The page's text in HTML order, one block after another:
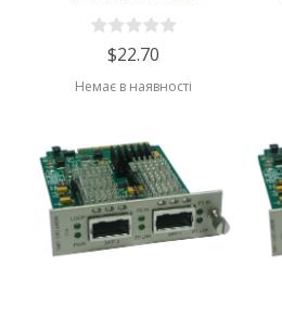
$22.70
Немає в наявності